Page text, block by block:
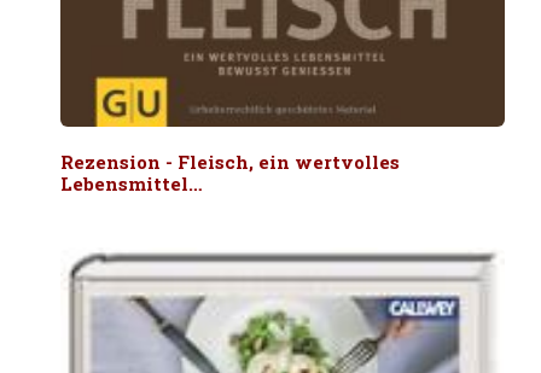
Rezension - Fleisch, ein wertvolles
Lebensmittel…